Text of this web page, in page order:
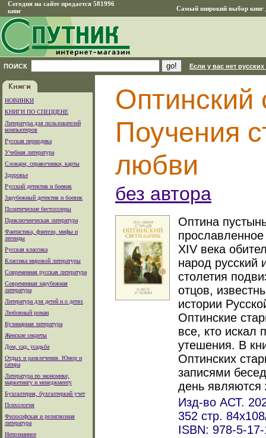
Сегодня на сайте продается 581996
книг
Самый широкий выбор книг
ПОИСК Если у вас нет
НОВИНКИ
КНИГИ ПО СПЕЦЦЕНЕ
Литература для пользователей
компьютеров
Русская периодика
Учебная литература
Словари, справочники, карты
Здоровье
Русский детектив и боевик
Зарубежный детектив и боевик
Политические бестселлеры
Приключенческая литература
Фантастика, фэнтези, мифы и
легенды
Русская классика
Классика мировой литературы
Современная русская литература
Современная зарубежная
литература
Литература для детей и о детях
Любовный роман
Кулинарная литература
Женские секреты
Дом, сад, усадьба
Отдых и развлечения. Юмор и
сатира
Литература по экономике,
маркетингу и менеджменту
Бухгалтерия, бухгалтеркий учет
Психология
Философская и религиозная
литература
Непознанное
Оптинский
Поучения
любви
без автора
Оптина
XIV века
народ русский
столетия
отцов,
истории
Оптинские
все, кто искал
утешения. В
Оптинских
записями
день являются
Изд-во АСТ.
352 стр.
ISBN: 978-5-